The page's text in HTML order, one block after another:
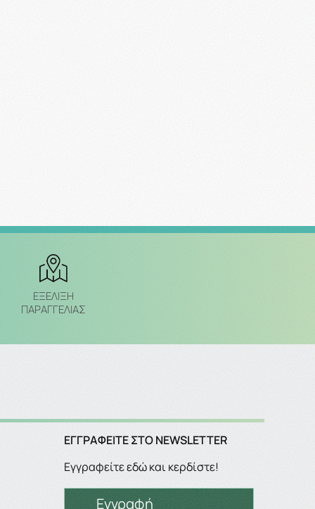
ΕΞΈΛΙΞΗ
ΠΑΡΑΓΓΕΛΙΑΣ
ΕΓΓΡΑΦΕΊΤΕ ΣΤΟ NEWSLETTER
Εγγραφείτε εδώ και κερδίστε!
Εγγραφή